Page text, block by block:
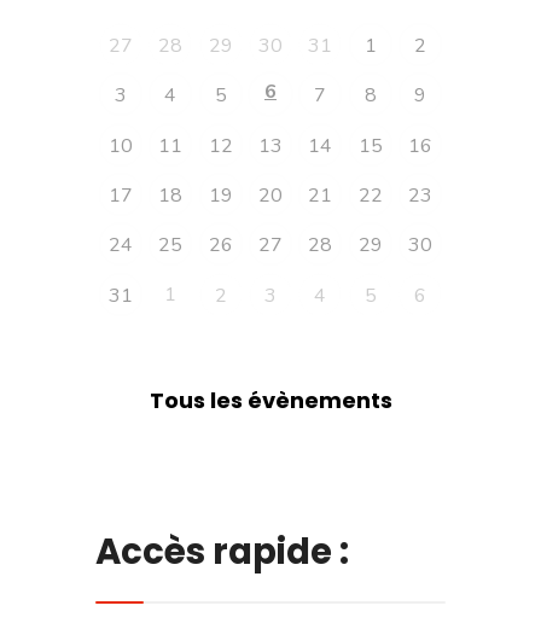
27 28 29 30 31 1
2
3
4 5 6 7 8
9
10
11 12 13 14 15
16
17
18 19 20 21 22
23
24
25 26 27 28 29
30
31
1 2 3 4 5 6
Tous les évènements
Accès rapide :